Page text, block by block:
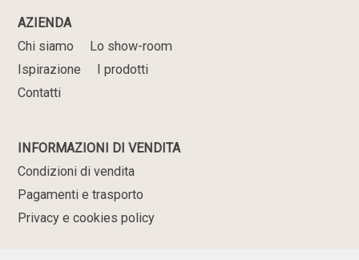
AZIENDA
Chi siamo
Lo show-room
Ispirazione
I prodotti
Contatti
INFORMAZIONI DI VENDITA
Condizioni di vendita
Pagamenti e trasporto
Privacy e cookies policy